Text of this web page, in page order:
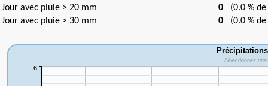
Jour avec pluie > 20 mm
0 (0.0 %
Jour avec pluie > 30 mm
0 (0.0 %